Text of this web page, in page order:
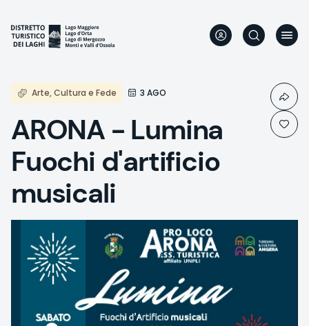
main
content
Arte, Cultura e Fede 3 AGO
ARONA - Lumina
Fuochi d'artificio
musicali